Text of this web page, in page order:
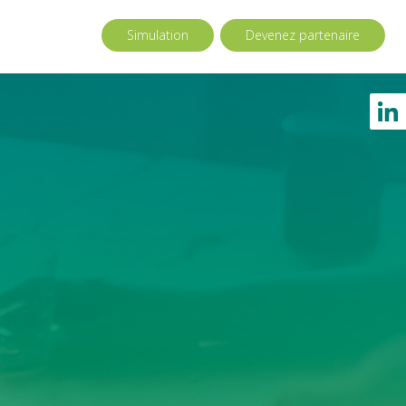
Simulation Devenez partenaire